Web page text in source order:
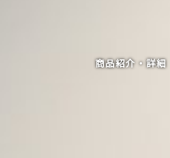
商品紹介・詳細